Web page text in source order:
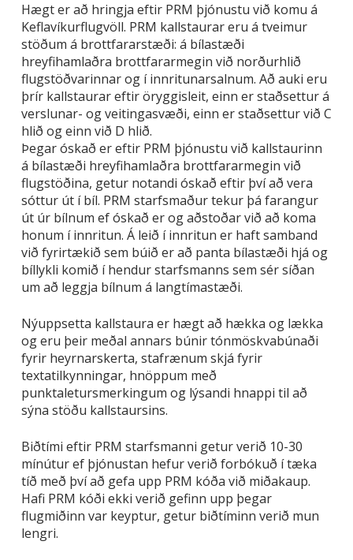
Hægt er að hringja eftir PRM þjónustu við komu á
Keflavíkurflugvöll. PRM kallstaurar eru á tveimur
stöðum á brottfararstæði: á bílastæði
hreyfihamlaðra brottfararmegin við norðurhlið
flugstöðvarinnar og í innritunarsalnum. Að auki eru
þrír kallstaurar eftir öryggisleit, einn er staðsettur á
verslunar- og veitingasvæði, einn er staðsettur við C
hlið og einn við D hlið.
Þegar óskað er eftir PRM þjónustu við kallstaurinn
á bílastæði hreyfihamlaðra brottfararmegin við
flugstöðina, getur notandi óskað eftir því að vera
sóttur út í bíl. PRM starfsmaður tekur þá farangur
út úr bílnum ef óskað er og aðstoðar við að koma
honum í innritun. Á leið í innritun er haft samband
við fyrirtækið sem búið er að panta bílastæði hjá og
bíllykli komið í hendur starfsmanns sem sér síðan
um að leggja bílnum á langtímastæði.
Nýuppsetta kallstaura er hægt að hækka og lækka
og eru þeir meðal annars búnir tónmöskvabúnaði
fyrir heyrnarskerta, stafrænum skjá fyrir
textatilkynningar, hnöppum með
punktaletursmerkingum og lýsandi hnappi til að
sýna stöðu kallstaursins.
Biðtími eftir PRM starfsmanni getur verið 10-30
mínútur ef þjónustan hefur verið forbókuð í tæka
tíð með því að gefa upp PRM kóða við miðakaup.
Hafi PRM kóði ekki verið gefinn upp þegar
flugmiðinn var keyptur, getur biðtíminn verið mun
lengri.